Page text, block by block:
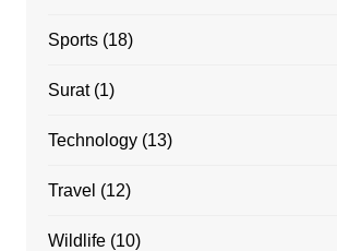
Sports(18)
Surat(1)
Technology(13)
Travel (12)
Wildlife(10)